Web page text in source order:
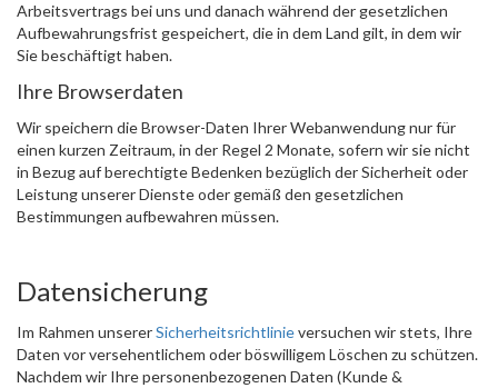
Arbeitsvertrags bei uns und danach während der gesetzlichen
Aufbewahrungsfrist gespeichert, die in dem Land gilt, in dem wir
Sie beschäftigt haben.
Ihre Browserdaten
Wir speichern die Browser-Daten Ihrer Webanwendung nur für
einen kurzen Zeitraum, in der Regel 2 Monate, sofern wir sie nicht
in Bezug auf berechtigte Bedenken bezüglich der Sicherheit oder
Leistung unserer Dienste oder gemäß den gesetzlichen
Bestimmungen aufbewahren müssen.
Datensicherung
Im Rahmen unsererSicherheitsrichtlinieversuchen wir stets, Ihre
Daten vor versehentlichem oder böswilligem Löschen zu schützen.
Nachdem wir Ihre personenbezogenen Daten (Kunde &